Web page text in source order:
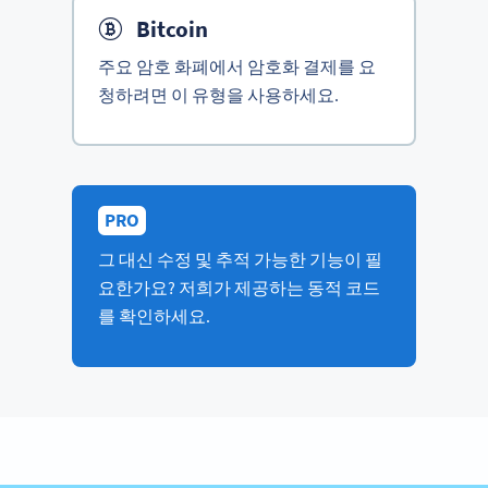
Bitcoin
주요 암호 화폐에서 암호화 결제를 요
청하려면 이 유형을 사용하세요.
PRO
그 대신 수정 및 추적 가능한 기능이 필
요한가요? 저희가 제공하는 동적 코드
를 확인하세요.